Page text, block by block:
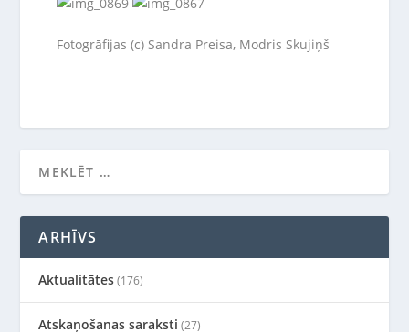
Fotogrāfijas (c) Sandra Preisa, Modris Skujiņš
ARHĪVS
Aktualitātes(176)
Atskaņošanas saraksti (27)